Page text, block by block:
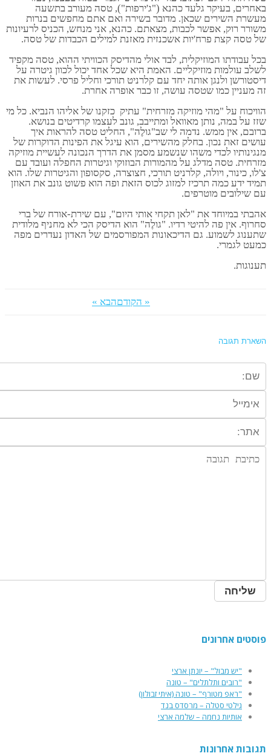
בעיקר גלעד כהנא ("ג'ירפות"), טסה מעורב בתשעה
השירים שכאן. מדובר בשירה ואם אתם מחפשים בנרות
רוק, אפשר לכבות, מצאתם. כהנא, אני מנחש, הכניס לרעיונות
טסה קצת פרח'יות אשכנזית מאזנת למילים הכבדות של טסה.
עבודתו המוזיקלית, לבד אולי מהדיסק הכוויתי ההוא, טסה מקפיד
עולמות מוזיקליים. האמת היא שכל אחד יכול לכוון גיטרה על
ולנגן אותה יחד עם קלרניט תורכי וחליל פרסי. לעשות את
מעניין כמו שטסה עושה, זו כבר אופרה אחרת.
על "מהי מוזיקה מזרחית" עתיק כזקנו של אליהו הנביא. כל מי
על במה, נותן מאוואל ומתייבב, גונב לעצמו קרדיטים בנושא.
אין ממש. נדמה לי שב"גולֶה", החליט טסה להראות איך
זאת נכון. בחלק מהשירים, הוא עיגל את הפינות הדוקרות של
לכדי משהו שנשמע מסמן את הדרך הנכונה לעשיית מוזיקה
טסה מדלג על מהמורות הבוזוקי וגיטרות החפלה ועובד עם
כינור, ויולה, קלרניט תורכי, חצוצרה, סקסופון והגיטרות שלו. הוא
ידע כמה תרכיז למזוג לכוס הזאת ופה הוא פשוט גונב את האוזן
שילובים מוטרפים.
במיוחד את "לאן תקחי אותי היום", עם שירת-אורח של ברי
אין פה להיטי רדיו. "גולֶה" הוא הדיסק הכי לא מחניף מלודית
לשמוע. גם הדיכאונות המפורסמים של האדון נעדרים מפה
לגמרי.
« הקודםהבא »
תגובה
אחרונים
"יש מבול" – יונתן ארצי
"רובים ותלתלים" – טונה
"ראפ מטורף" – טונה (איתי זבולון)
גילטי סטלה – מרסדס בנד
אותיות נחמה – שלמה ארצי
אחרונות